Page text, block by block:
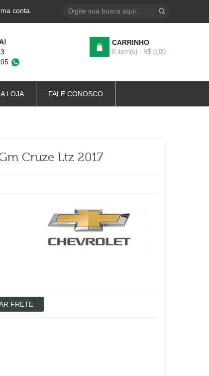
conta
CARRINHO
0 item(s) - R$ 0,00
A LOJA FALE CONOSCO
Cruze Ltz 2017
FRETE